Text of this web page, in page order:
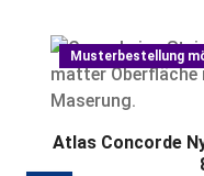
Musterbestellung
Atlas Concorde